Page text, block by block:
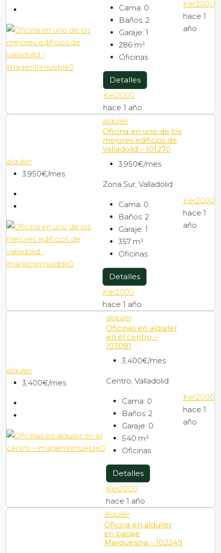
Cama: 0
Baños: 2
Garaje: 1
286 m²
Oficinas
Detalles
Ker2000
hace 1 año
Ker2000
hace 1
año
alquiler
3,950€/mes
alquiler
Oficina en uno de los
mejores edificios de
Valladolid – 101270
3,950€/mes
Zona Sur, Valladolid
Cama: 0
Baños: 2
Garaje: 1
357 m²
Oficinas
Detalles
Ker2000
hace 1 año
Ker2000
hace 1
año
alquiler
3,400€/mes
alquiler
Oficinas en alquiler
en el centro –
103081
3,400€/mes
Centro, Valladolid
Cama: 0
Baños: 2
Garaje: 0
540 m²
Oficinas
Detalles
Ker2000
hace 1 año
Ker2000
hace 1
año
alquiler
Oficina en alquiler
en pasaje
Marquesina – 102249